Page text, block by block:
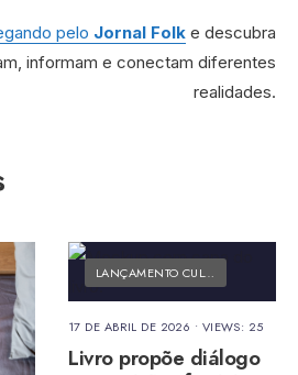
pelo Jornal Folk e descubra
informam e conectam diferentes
realidades.
•MATÉRIAS DO FOLK LANÇAMENTO CULTURAL
17 DE ABRIL DE 2026 • VIEWS: 25
Livro propõe diálogo